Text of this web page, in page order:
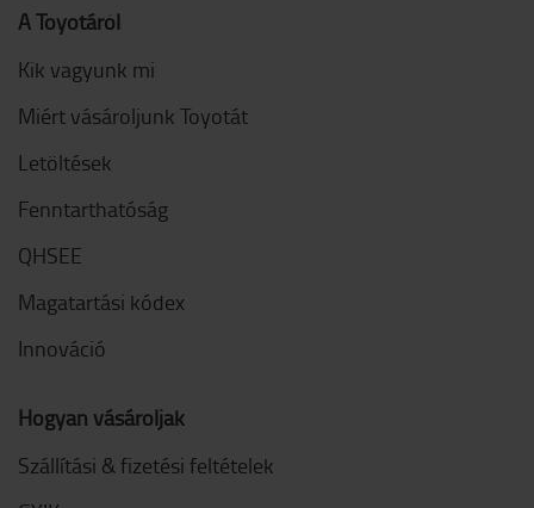
A Toyotáról
Kik vagyunk mi
Miért vásároljunk Toyotát
Letöltések
Fenntarthatóság
QHSEE
Magatartási kódex
Innováció
Hogyan vásároljak
Szállítási & fizetési feltételek